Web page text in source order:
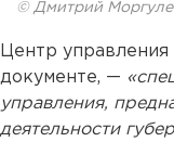
© Дмитрий
Центр управления
документе, —
управления,
деятельности